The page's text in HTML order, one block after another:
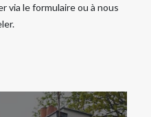
via le formulaire ou à nous